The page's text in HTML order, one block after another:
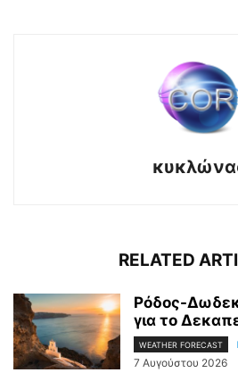
RELATED
Ρόδος-
για το
WEATHER FORECAST
7 Αυγούστου 2026